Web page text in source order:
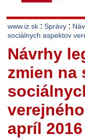
www.iz.sk : Správy :
sociálnych aspektov
Návrhy
zmien na
apríl 2016